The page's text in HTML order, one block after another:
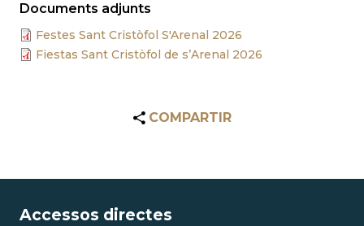
Documents adjunts
Festes Sant Cristòfol S'Arenal 2026
Fiestas Sant Cristòfol de s’Arenal 2026
COMPARTIR
Accessos directes